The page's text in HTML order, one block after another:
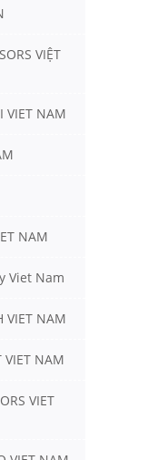
VIỆT
VIET NAM
NAM
Viet Nam
VIET NAM
VIET NAM
VIET